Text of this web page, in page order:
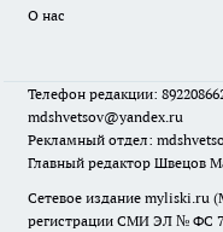
О нас
Телефон редакции:
mdshvetsov@yandex.ru
Рекламный отдел:
Главный редактор Швецов
Сетевое издание myliski.ru
регистрации СМИ ЭЛ № ФС